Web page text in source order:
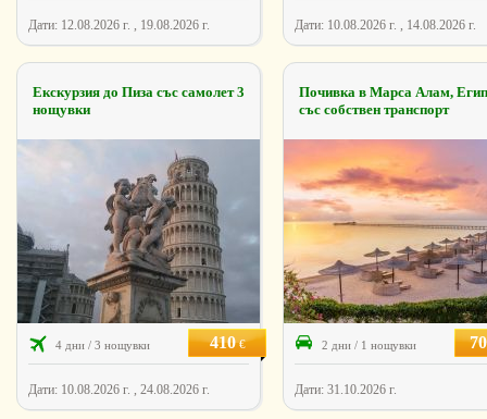
Дати: 12.08.2026 г. , 19.08.2026 г. Дати: 10.08.2026 г. , 14.08.2026 г.
Екскурзия до Пиза със самолет 3
нощувки
4 дни / 3 нощувки 410€
Дати: 10.08.2026 г. , 24.08.2026 г.
Почивка в Марса Алам,
със собствен транспорт
2 дни / 1 нощувки
Дати: 31.10.2026 г.